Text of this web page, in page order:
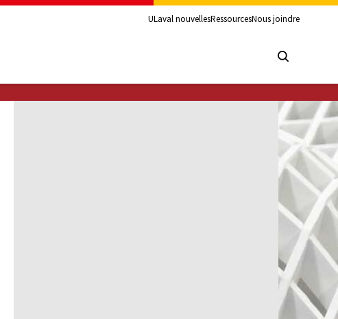
ULaval nouvellesRessourcesNous joindre